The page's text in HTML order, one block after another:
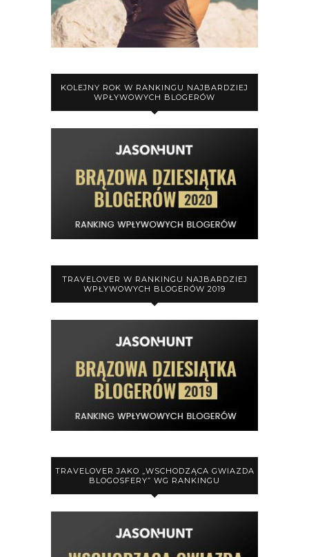
KOLEJNY ROK W RANKINGU NAJBARDZIEJ
WPŁYWOWYCH BLOGERÓW
TRAVELOVER W RANKINGU NAJBARDZIEJ
WPŁYWOWYCH BLOGERÓW 2019
TRAVELOVER JAKO „WSCHODZĄCA GWIAZDA
BLOGOSFERY” WG RANKINGU